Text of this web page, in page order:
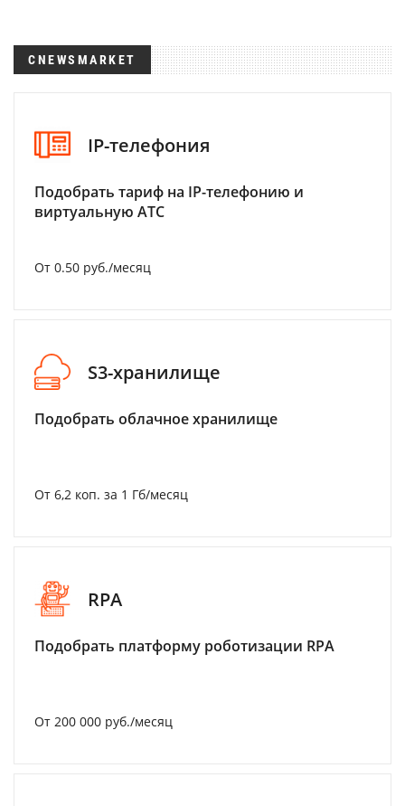
CNEWSMARKET
IP-телефония
Подобрать тариф на IP-телефонию и
виртуальную АТС
От 0.50 руб./месяц
S3-хранилище
Подобрать облачное хранилище
От 6,2 коп. за 1 Гб/месяц
RPA
Подобрать платформу роботизации RPA
От 200 000 руб./месяц